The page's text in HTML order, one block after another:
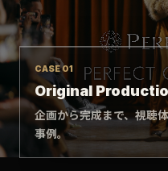
CASE 01
Original
企画から完成まで、視聴
事例。